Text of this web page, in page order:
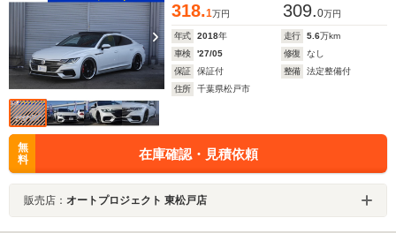
318.1万円 309.0万円
年式 2018年 走行 5.6万km
車検
'27/05 修復
なし
保証
保証付 整備
法定整備付
住所
千葉県松戸市
無
料
在庫確認・見積依頼
販売店： オートプロジェクト 東松戸店